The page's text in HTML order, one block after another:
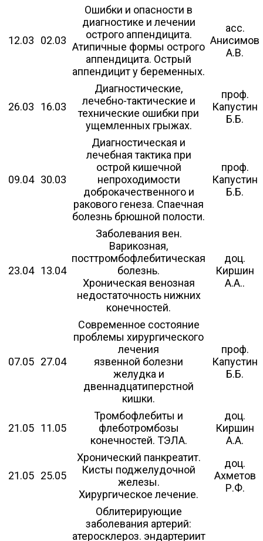
12.03 02.03
Ошибки и опасности в
диагностике и лечении
острого аппендицита.
Атипичные формы острого
аппендицита. Острый
аппендицит у беременных.
асс.
Анисимов
А.В.
26.03 16.03
Диагностические,
лечебно-тактические и
технические ошибки при
ущемленных грыжах.
проф.
Капустин
Б.Б.
09.04 30.03
Диагностическая и
лечебная тактика при
острой кишечной
непроходимости
доброкачественного и
ракового генеза. Спаечная
болезнь брюшной полости.
проф.
Капустин
Б.Б.
23.04 13.04
Заболевания вен.
Варикозная,
посттромбофлебитическая
болезнь.
Хроническая венозная
недостаточность нижних
конечностей.
доц.
Киршин
А.А..
07.05 27.04
Современное состояние
проблемы хирургического
лечения
язвенной болезни
желудка и
двеннадцатиперстной
кишки.
проф.
Капустин
Б.Б.
21.05 11.05
Тромбофлебиты и
флеботромбозы
конечностей. ТЭЛА.
доц.
Киршин
А.А.
21.05 25.05
Хронический панкреатит.
Кисты поджелудочной
железы.
Хирургическое лечение.
доц.
Ахметов
Р.Ф.
Облитерирующие
заболевания артерий:
атеросклероз. эндартериит